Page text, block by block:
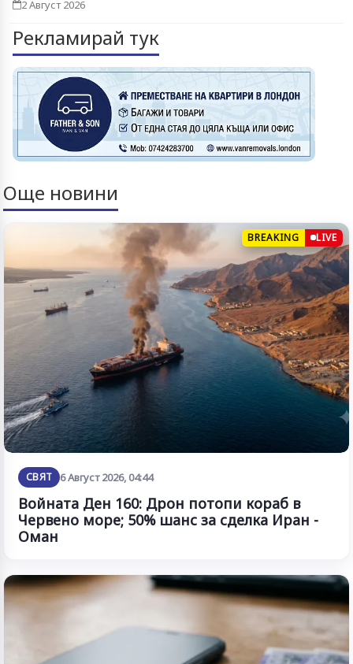
2 Август 2026
Рекламирай тук
Още новини
BREAKING LIVE
СВЯТ 6 Август 2026, 04:44
Войната Ден 160: Дрон потопи кораб в
Червено море; 50% шанс за сделка Иран -
Оман